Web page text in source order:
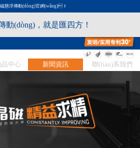
懸浮傳動(dòng)官網(wǎng)！
(dòng)，就是匯四方！
品中心 新聞資訊 聯(lián)系我們